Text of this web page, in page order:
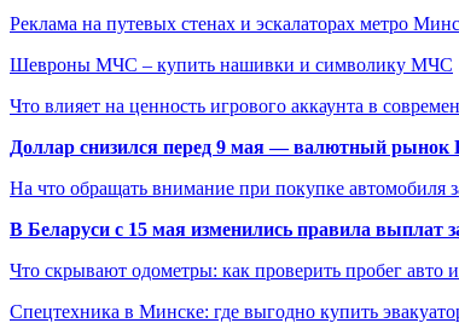
Реклама на путевых стенах и эскалаторах метро
Шевроны МЧС – купить нашивки и символику МЧС
Что влияет на ценность игрового аккаунта в
Доллар снизился перед 9 мая — валютный рынок
На что обращать внимание при покупке автомобиля
В Беларуси с 15 мая изменились правила выплат
Что скрывают одометры: как проверить пробег
Спецтехника в Минске: где выгодно купить